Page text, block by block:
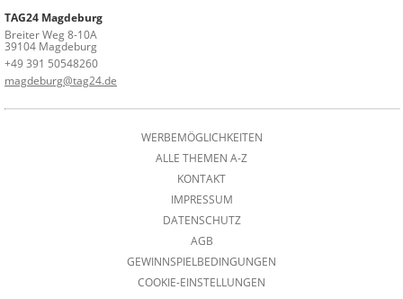
TAG24 Magdeburg
Breiter Weg 8-10A
39104 Magdeburg
+49 391 50548260
magdeburg@tag24.de
WERBEMÖGLICHKEITEN
ALLE THEMEN A-Z
KONTAKT
IMPRESSUM
DATENSCHUTZ
AGB
GEWINNSPIELBEDINGUNGEN
COOKIE-EINSTELLUNGEN